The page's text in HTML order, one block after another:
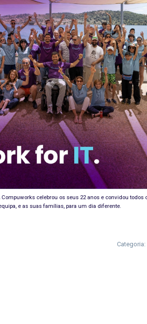
celebrou os seus 22 anos e convidou todos
e as suas famílias, para um dia diferente.
Categoria: